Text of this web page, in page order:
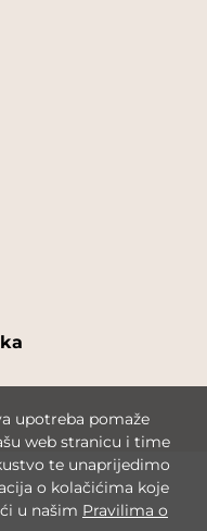
upotreba pomaže
web stranicu i time
te unaprijedimo
o kolačićima koje
u našim Pravilima o